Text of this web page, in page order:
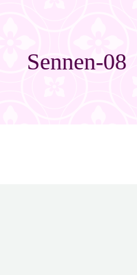
Sennen-08